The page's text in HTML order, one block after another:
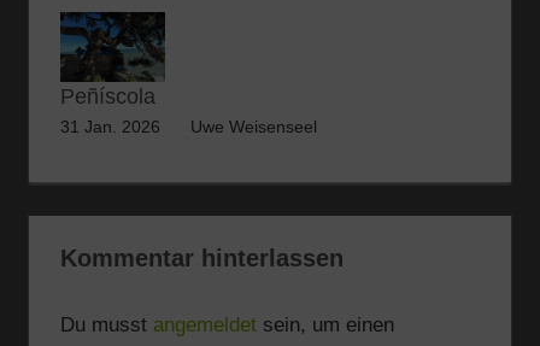
Peñíscola
31 Jan. 2026 Uwe Weisenseel
Kommentar hinterlassen
Du musst angemeldetsein, um einen